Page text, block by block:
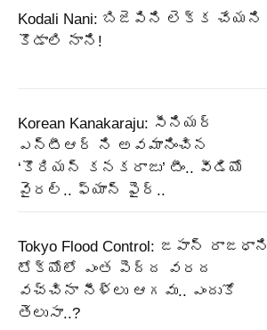
Kodali Nani: బిజెపిని లెక్క చేయని
కొడాలి నాని!
Korean Kanakaraju: సీనియర్
ఎన్టీఆర్ ని అవమానించిన
‘కొరియన్ కనకరాజు’ టీం.. వీడియో
వైరల్.. ఫ్యాన్ ఫైర్..
Tokyo Flood Control: జపాన్ రాజధాని
టోక్యోలో ఎంత పెద్ద వరద
వచ్చినా నీళ్లు ఆగవు.. ఎందుకో
తెలుసా..?